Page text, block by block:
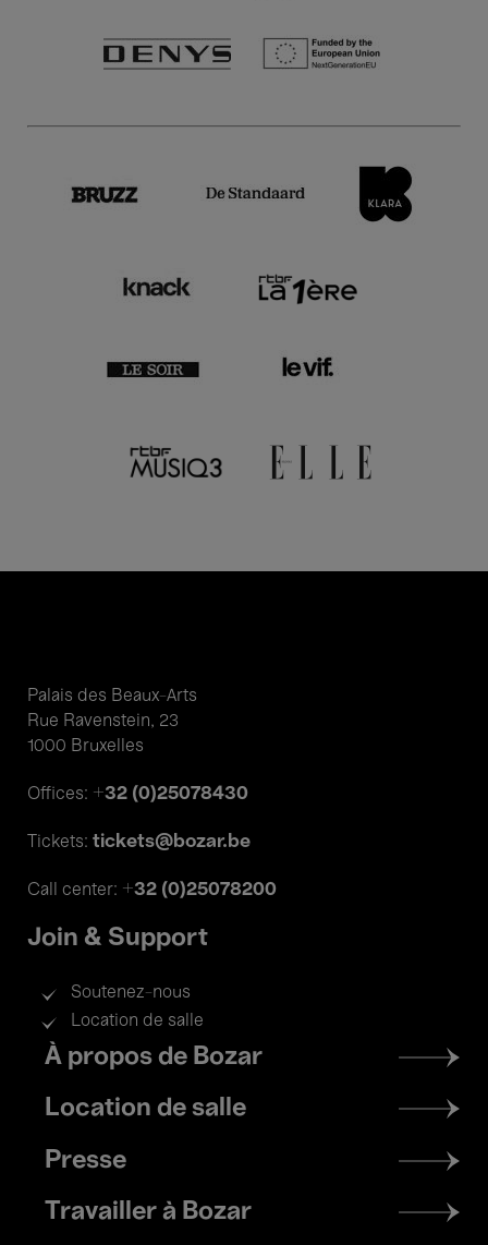
Palais des Beaux-Arts
Rue Ravenstein, 23
1000 Bruxelles
Offices: +32 (0)25078430
Tickets: tickets@bozar.be
Call center: +32 (0)25078200
Join & Support
Soutenez-nous
Location de salle
Footer
menu
À propos de Bozar
Location de salle
Presse
Travailler à Bozar